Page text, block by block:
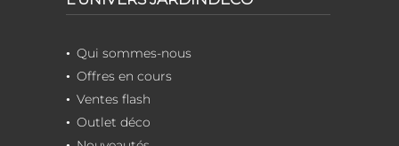
Qui sommes-nous
Offres en cours
Ventes flash
Outlet déco